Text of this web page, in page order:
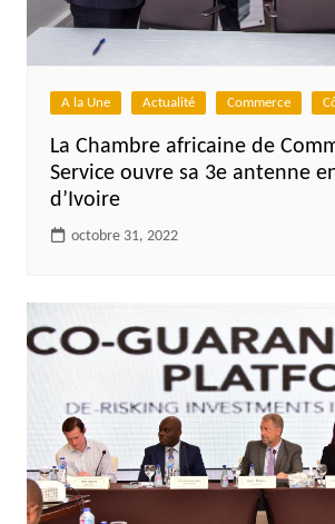
A la Une Actualité Commerce
La Chambre africaine de
Service ouvre sa 3e antenne
d’Ivoire
octobre 31, 2022